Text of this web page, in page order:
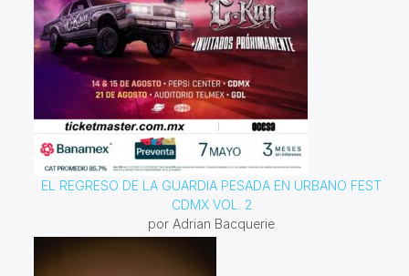
EL REGRESO DE LA GUARDIA PESADA EN URBANO FEST
CDMX VOL. 2
por Adrian Bacquerie